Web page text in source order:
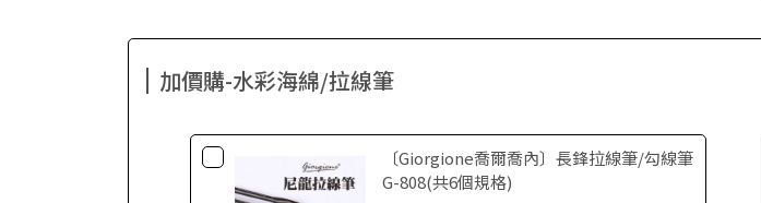
加價購-水彩海綿/拉線筆
〔Giorgione喬爾喬內〕長鋒拉線筆/勾線筆
G-808(共6個規格)